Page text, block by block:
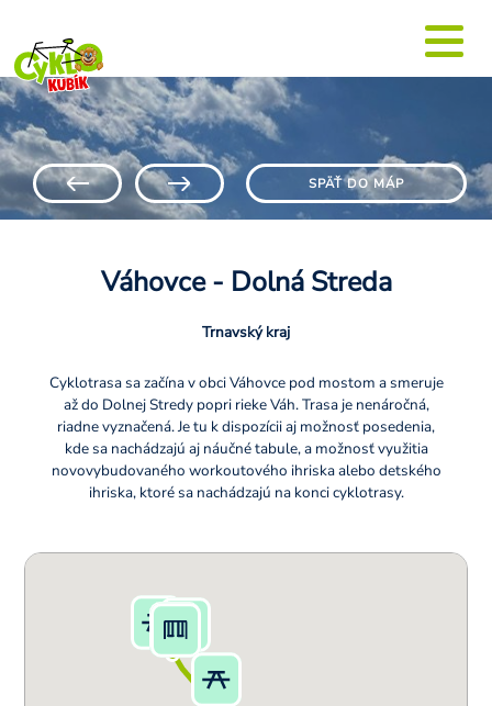
SPÄŤ DO MÁP
Váhovce - Dolná Streda
Trnavský kraj
Cyklotrasa sa začína v obci Váhovce pod mostom a smeruje
až do Dolnej Stredy popri rieke Váh. Trasa je nenáročná,
riadne vyznačená. Je tu k dispozícii aj možnosť posedenia,
kde sa nachádzajú aj náučné tabule, a možnosť využitia
novovybudovaného workoutového ihriska alebo detského
ihriska, ktoré sa nachádzajú na konci cyklotrasy.